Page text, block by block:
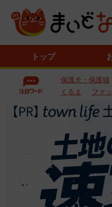
トップ
保護犬・保護猫
くるま
ファ